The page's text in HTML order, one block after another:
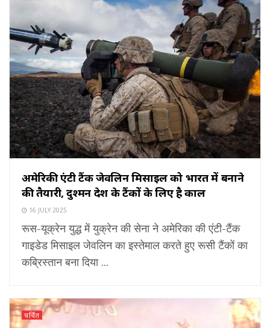
अमेरिकी एंटी टैंक जेवलिन मिसाइल को भारत में बनाने
की तैयारी, दुश्मन देश के टैंकों के लिए है काल
16 JULY 2025
रूस-यूक्रेन युद्ध में युक्रेन की सेना ने अमेरिका की एंटी-टैंक
गाइडेड मिसाइल जेवलिन का इस्तेमाल करते हुए रूसी टैंकों का
कब्रिस्‍तान बना दिया ...
चर्चित